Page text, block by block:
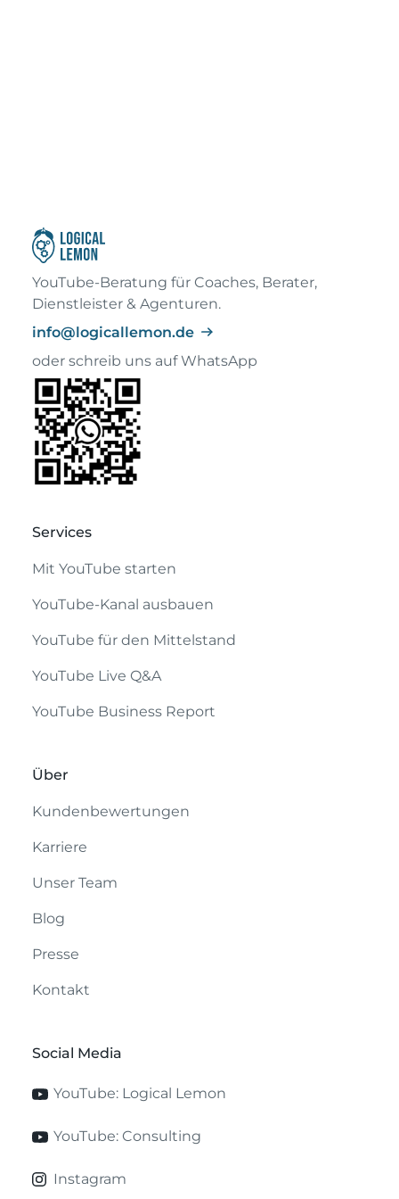
YouTube-Beratung für Coaches, Berater,
Dienstleister & Agenturen.
info@logicallemon.de
oder schreib uns auf WhatsApp
Services
Mit YouTube starten
YouTube-Kanal ausbauen
YouTube für den Mittelstand
YouTube Live Q&A
YouTube Business Report
Über
Kundenbewertungen
Karriere
Unser Team
Blog
Presse
Kontakt
Social Media
YouTube: Logical Lemon
YouTube: Consulting
Instagram